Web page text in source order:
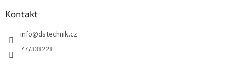
Kontakt
info@dstechnik.cz
777338228